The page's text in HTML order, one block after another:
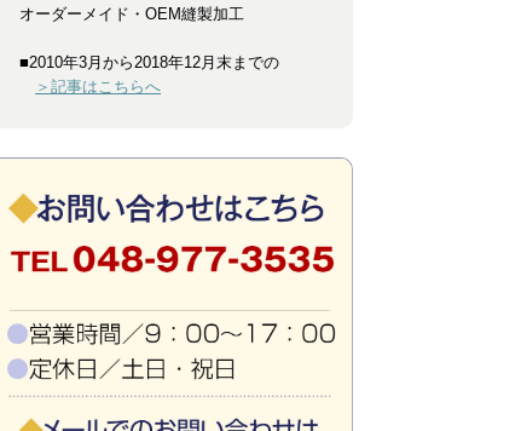
オーダーメイド・OEM縫製加工
■2010年3月から2018年12月末までの
＞記事はこちらへ